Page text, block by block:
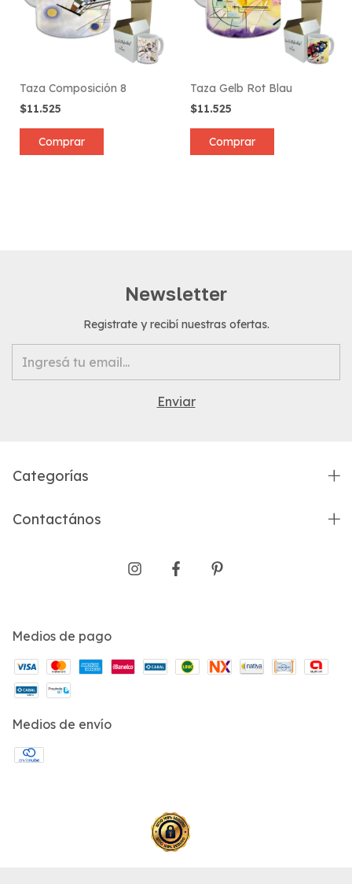
Taza Composición 8
$11.525
Comprar
Taza Gelb Rot Blau
$11.525
Comprar
Newsletter
Registrate y recibí nuestras ofertas.
Categorías
Contactános
Medios de pago
Medios de envío